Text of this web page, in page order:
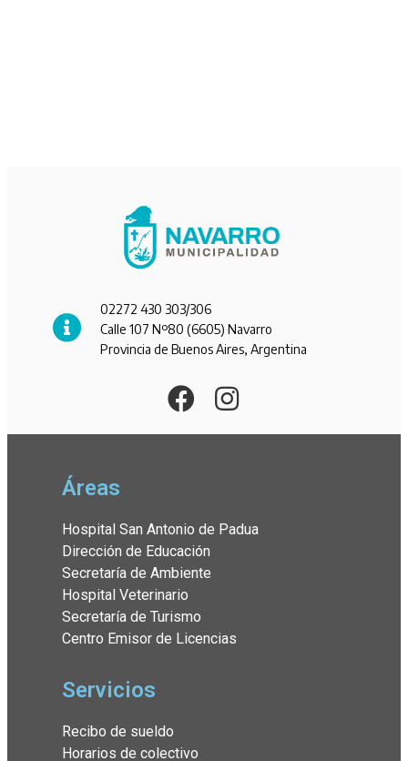
02272 430 303/306
Calle 107 Nº80 (6605) Navarro
Provincia de Buenos Aires, Argentina
Áreas
Hospital San Antonio de Padua
Dirección de Educación
Secretaría de Ambiente
Hospital Veterinario
Secretaría de Turismo
Centro Emisor de Licencias
Servicios
Recibo de sueldo
Horarios de colectivo